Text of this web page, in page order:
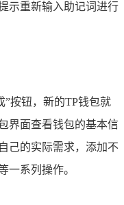
示重新输入助记词进行
”按钮，新的TP钱包就
界面查看钱包的基本信
己的实际需求，添加不
一系列操作。